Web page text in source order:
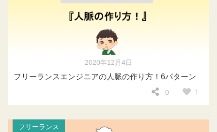
2020年12月4日
フリーランスエンジニアの人脈の作り方！6パターン
0 1
フリーランス